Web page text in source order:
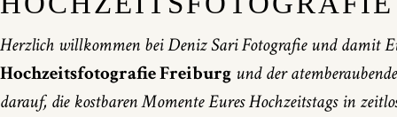
Herzlich willkommen bei Deniz Sari Fotografie und damit
Hochzeitsfotografie Freiburg und der
darauf, die kostbaren Momente Eures Hochzeitstags in